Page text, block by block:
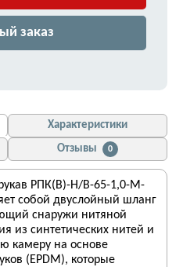
заказ
Характеристики
Отзывы 0
РПК(В)-Н/В-65-1,0-М-
собой двуслойный шланг
снаружи нитяной
из синтетических нитей и
камеру на основе
(EPDM), которые